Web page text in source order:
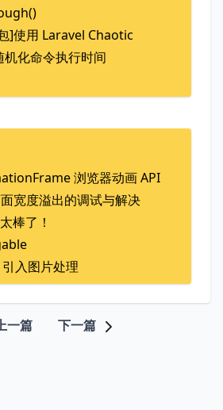
]使用 Laravel Chaotic
化命令执行时间
浏览器动画 API
宽度溢出的调试与解决
棒了！
入图片处理
一篇 下一篇